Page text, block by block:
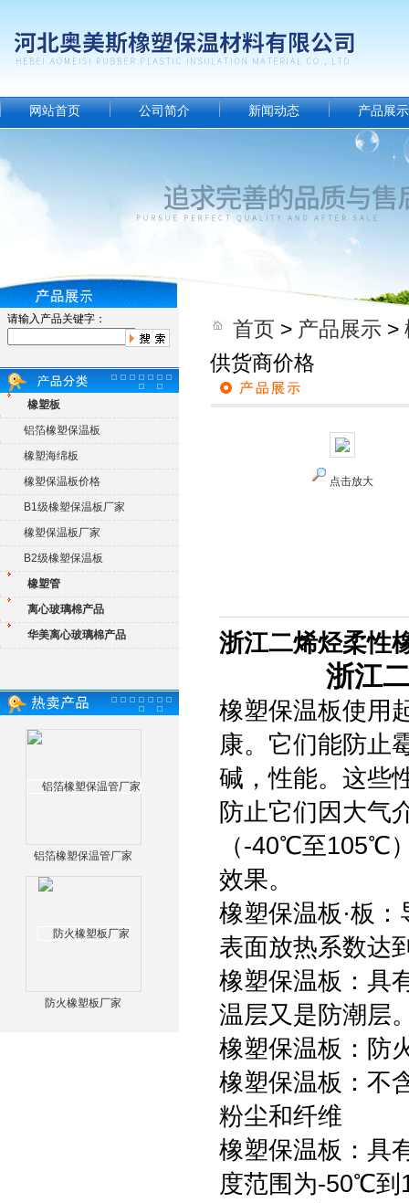
网站首页 公司简介 新闻动态 产品展示
请输入产品关键字：
橡塑板
铝箔橡塑保温板
橡塑海绵板
橡塑保温板价格
B1级橡塑保温板厂家
橡塑保温板厂家
B2级橡塑保温板
橡塑管
离心玻璃棉产品
华美离心玻璃棉产品
铝箔橡塑保温管厂家
防火橡塑板厂家
首页 > 产品展示 >
供货商价格
点击放大
浙江二烯烃柔性
浙江
橡塑保温板使用
康。它们能防止
碱，性能。这些
防止它们因大气
（-40℃至105℃
效果。
橡塑保温板·板
表面放热系数达
橡塑保温板：具
温层又是防潮层
橡塑保温板：防
橡塑保温板：不
粉尘和纤维
橡塑保温板：具
度范围为-50℃到